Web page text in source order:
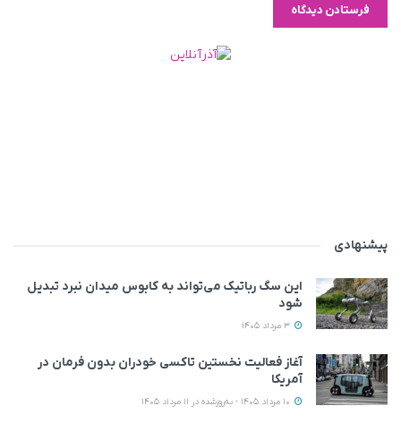
پیشنهادی
این سگ رباتیک می‌تواند به کابوس میدان نبرد تبدیل
شود
آغاز فعالیت نخستین تاکسی خودران بدون فرمان در
آمریکا